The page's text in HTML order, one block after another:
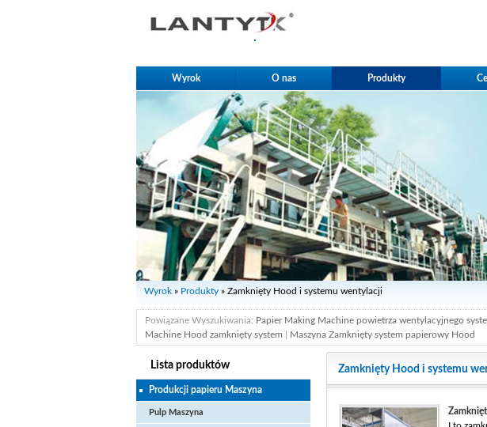
.
Wyrok O nas Produkty
Wyrok » Produkty » Zamknięty Hood i systemu wentylacji
Powiązane Wyszukiwania: Papier Making Machine powietrza wentylacyjnego
Machine Hood zamknięty system
Maszyna Zamknięty system papierowy Hood
Lista produktów
Produkcji papieru Maszyna
Pulp Maszyna
Zamknięty Hood i systemu